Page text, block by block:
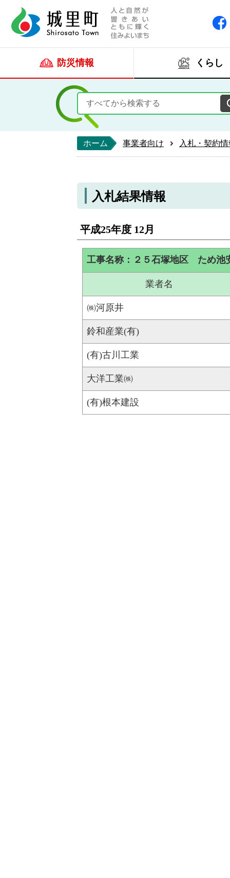
防災情報 くらし
ホーム 事業者向け 入札・契約
入札結果情報
平成25年度 12月
工事名称：２５石塚地区 ため池
業者名
㈱河原井
鈴和産業(有)
(有)古川工業
大洋工業㈱
(有)根本建設